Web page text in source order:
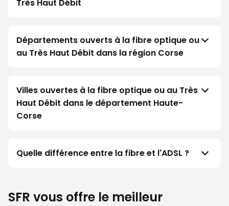
Très Haut Débit
Départements ouverts à la fibre optique ou
au Très Haut Débit dans la région Corse
Villes ouvertes à la fibre optique ou au Très
Haut Débit dans le département Haute-
Corse
Quelle différence entre la fibre et l'ADSL ?
SFR vous offre le meilleur